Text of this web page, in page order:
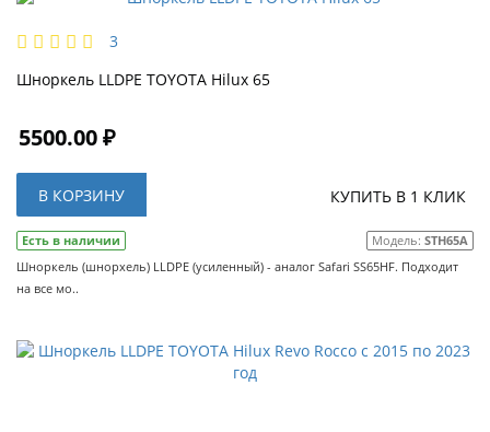
3
Шноркель LLDPE TOYOTA Hilux 65
5500.00 ₽
В КОРЗИНУ КУПИТЬ В 1 КЛИК
Есть в наличии Модель: STH65A
Шноркель (шнорхель) LLDPE (усиленный) - аналог Safari SS65HF. Подходит
на все мо..